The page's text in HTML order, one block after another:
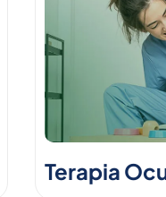
Terapia